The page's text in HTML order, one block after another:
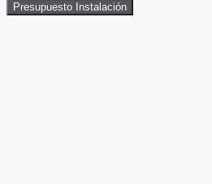
Presupuesto Instalación